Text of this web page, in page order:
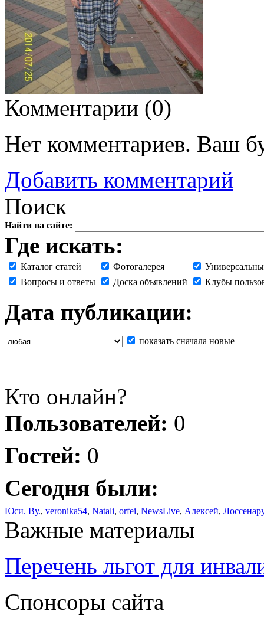
Комментарии (0)
Нет комментариев. Ваш
Добавить комментарий
Поиск
Найти на сайте:
Где искать:
Каталог статей Фотогалерея
Вопросы и ответы
Доска объявлений Клубы
Дата публикации:
показать сначала новые
Кто онлайн?
Пользователей: 0
Гостей: 0
Сегодня были:
Юси. Ву., veronika54, Natali, orfei, NewsLive, Алексей,
Важные материалы
Перечень льгот для
Спонсоры сайта